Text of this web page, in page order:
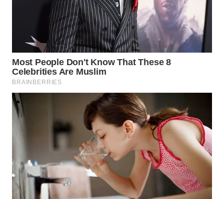
LIKUPANG
WN
LABUANBAJO
WN
Wahana
NEWS
WAHANA